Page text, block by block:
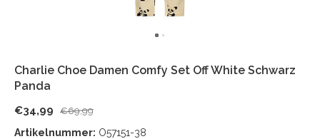
Charlie Choe Damen Comfy Set Off White Schwarz
Panda
€34,99 €69,99
Artikelnummer: O57151-38